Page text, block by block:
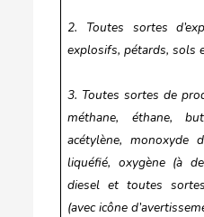
2. Toutes sortes
explosifs, pétards, sols
3. Toutes sortes de
méthane, éthane,
acétylène, monoxyde
liquéfié, oxygène (à
diesel et toutes
(avec icône